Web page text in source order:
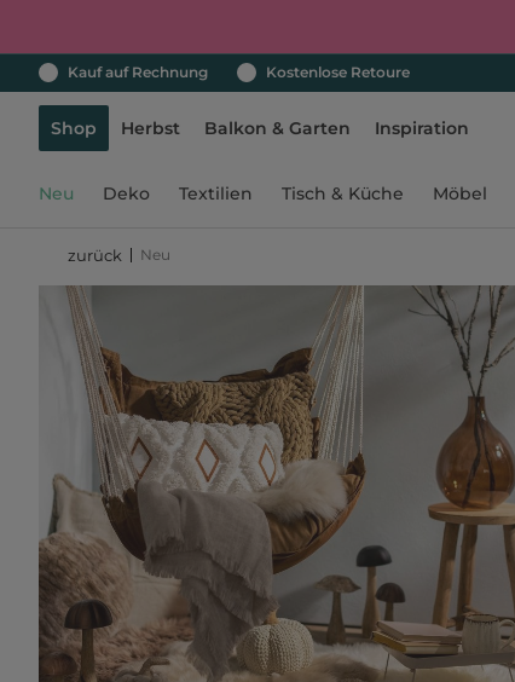
Kauf auf Rechnung Kostenlose Retoure
Shop Herbst Balkon & Garten Inspiration
Neu Deko Textilien Tisch & Küche Möbel
zurück Neu